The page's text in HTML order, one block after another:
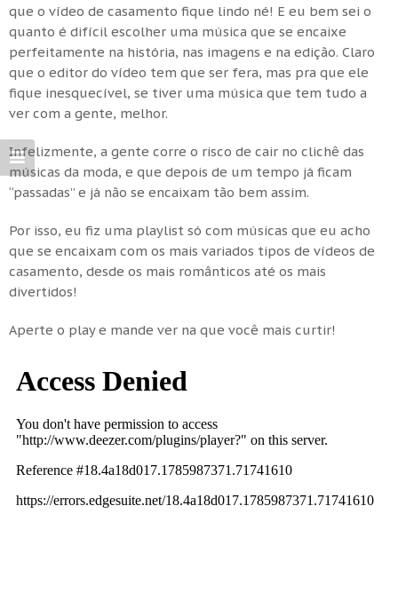
que o vídeo de casamento fique lindo né! E eu bem sei o
quanto é difícil escolher uma música que se encaixe
perfeitamente na história, nas imagens e na edição. Claro
que o editor do vídeo tem que ser fera, mas pra que ele
fique inesquecível, se tiver uma música que tem tudo a
ver com a gente, melhor.
Infelizmente, a gente corre o risco de cair no clichê das
músicas da moda, e que depois de um tempo já ficam
“passadas” e já não se encaixam tão bem assim.
Por isso, eu fiz uma playlist só com músicas que eu acho
que se encaixam com os mais variados tipos de vídeos de
casamento, desde os mais românticos até os mais
divertidos!
Aperte o play e mande ver na que você mais curtir!